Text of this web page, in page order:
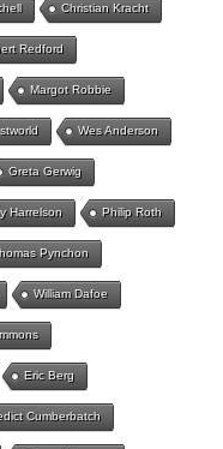
Christian Kracht
Redford
Margot Robbie
Wes Anderson
Greta Gerwig
Harrelson Philip Roth
Pynchon
William Dafoe
Eric Berg
Cumberbatch